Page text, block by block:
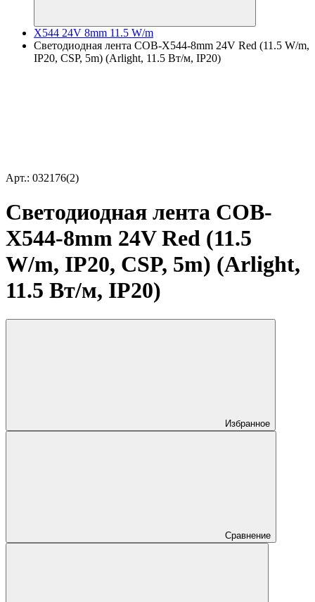
X544 24V 8mm 11.5 W/m
Светодиодная лента COB-X544-8mm 24V Red (11.5 W/m,
IP20, CSP, 5m) (Arlight, 11.5 Вт/м, IP20)
Арт.: 032176(2)
Светодиодная лента COB-
X544-8mm 24V Red (11.5
W/m, IP20, CSP, 5m) (Arlight,
11.5 Вт/м, IP20)
Избранное
Сравнение